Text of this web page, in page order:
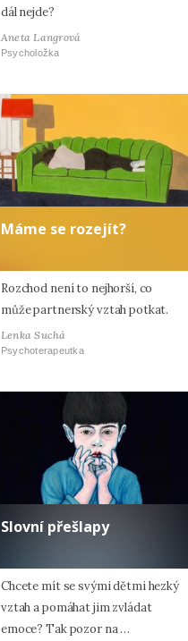
dál nejde?
Aneta Langrová
Psycholožka
Máme se rozejít?
Rozchod není to nejhorší, co
může partnerský vztah potkat.
Lenka Suchá
Psychoterapeutka
Slovní přešlapy
Chcete mít se svými dětmi hezký
vztah a pomáhat jim zvládat
emoce? Tak pozor na …